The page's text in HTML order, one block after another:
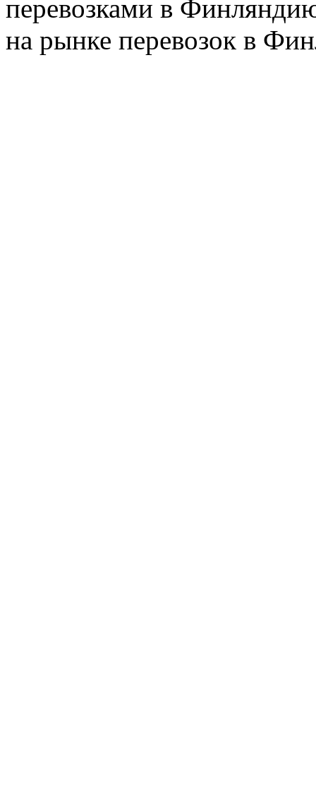
перевозками в
на рынке перевозок в